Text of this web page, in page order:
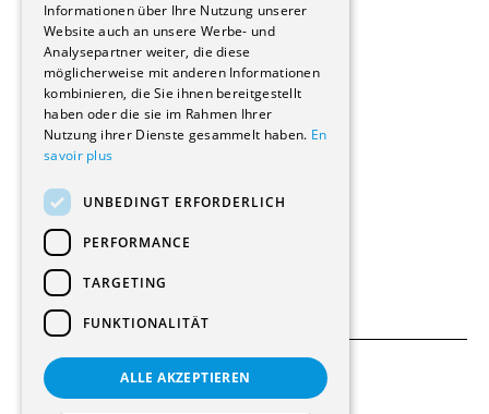
Wohnungen
Renovierungen
Innere Umbauten
Gastgewerbe und Tourismus
Verwaltungsgebäude und Geschäfte
Schuleinrichtungen
Medizinische Einrichtungen
Kultur - Sport - Freizeit
Industrie - Handwerk
Transport und Parkplätze
Diverse Bauten
Allgemeine Bedingungen
Informationen über Ihre Nutzung unserer
Website auch an unsere Werbe- und
Analysepartner weiter, die diese
möglicherweise mit anderen Informationen
kombinieren, die Sie ihnen bereitgestellt
haben oder die sie im Rahmen Ihrer
Nutzung ihrer Dienste gesammelt haben. En
savoir plus
UNBEDINGT ERFORDERLICH
PERFORMANCE
TARGETING
FUNKTIONALITÄT
ALLE AKZEPTIEREN